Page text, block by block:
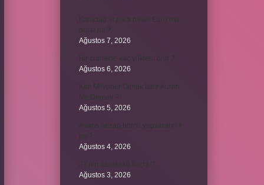
Ağustos 7, 2026
Ağustos 6, 2026
Ağustos 5, 2026
Ağustos 4, 2026
Ağustos 3, 2026